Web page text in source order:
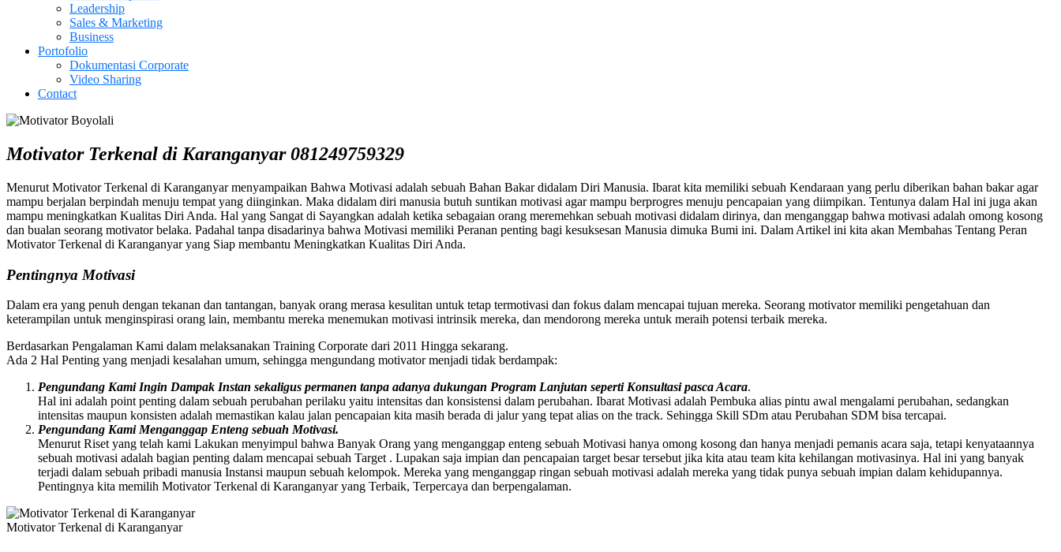
Leadership
Sales & Marketing
Business
Portofolio
Dokumentasi Corporate
Video Sharing
Contact
Motivator Terkenal di Karanganyar 081249759329
Menurut Motivator Terkenal di Karanganyar menyampaikan Bahwa Motivasi adalah sebuah Bahan Bakar didalam Diri Manusia. Ibarat kita memiliki sebuah Kendaraan yang perlu diberikan bahan bakar agar
mampu berjalan berpindah menuju tempat yang diinginkan. Maka didalam diri manusia butuh suntikan motivasi agar mampu berprogres menuju pencapaian yang diimpikan. Tentunya dalam Hal ini juga akan
mampu meningkatkan Kualitas Diri Anda. Hal yang Sangat di Sayangkan adalah ketika sebagaian orang meremehkan sebuah motivasi didalam dirinya, dan menganggap bahwa motivasi adalah omong kosong
dan bualan seorang motivator belaka. Padahal tanpa disadarinya bahwa Motivasi memiliki Peranan penting bagi kesuksesan Manusia dimuka Bumi ini. Dalam Artikel ini kita akan Membahas Tentang Peran
Motivator Terkenal di Karanganyar yang Siap membantu Meningkatkan Kualitas Diri Anda.
Pentingnya Motivasi
Dalam era yang penuh dengan tekanan dan tantangan, banyak orang merasa kesulitan untuk tetap termotivasi dan fokus dalam mencapai tujuan mereka. Seorang motivator memiliki pengetahuan dan
keterampilan untuk menginspirasi orang lain, membantu mereka menemukan motivasi intrinsik mereka, dan mendorong mereka untuk meraih potensi terbaik mereka.
Berdasarkan Pengalaman Kami dalam melaksanakan Training Corporate dari 2011 Hingga sekarang.
Ada 2 Hal Penting yang menjadi kesalahan umum, sehingga mengundang motivator menjadi tidak berdampak:
Pengundang Kami Ingin Dampak Instan sekaligus permanen tanpa adanya dukungan Program Lanjutan seperti Konsultasi pasca Acara.
Hal ini adalah point penting dalam sebuah perubahan perilaku yaitu intensitas dan konsistensi dalam perubahan. Ibarat Motivasi adalah Pembuka alias pintu awal mengalami perubahan, sedangkan
intensitas maupun konsisten adalah memastikan kalau jalan pencapaian kita masih berada di jalur yang tepat alias on the track. Sehingga Skill SDm atau Perubahan SDM bisa tercapai.
Pengundang Kami Menganggap Enteng sebuah Motivasi.
Menurut Riset yang telah kami Lakukan menyimpul bahwa Banyak Orang yang menganggap enteng sebuah Motivasi hanya omong kosong dan hanya menjadi pemanis acara saja, tetapi kenyataannya
sebuah motivasi adalah bagian penting dalam mencapai sebuah Target . Lupakan saja impian dan pencapaian target besar tersebut jika kita atau team kita kehilangan motivasinya. Hal ini yang banyak
terjadi dalam sebuah pribadi manusia Instansi maupun sebuah kelompok. Mereka yang menganggap ringan sebuah motivasi adalah mereka yang tidak punya sebuah impian dalam kehidupannya.
Pentingnya kita memilih Motivator Terkenal di Karanganyar yang Terbaik, Terpercaya dan berpengalaman.
Motivator Terkenal di Karanganyar